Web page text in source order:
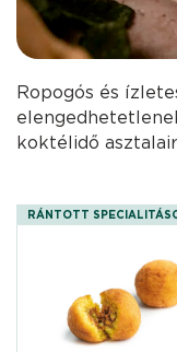
Ropogós és
koktélidő
RÁNTOTT